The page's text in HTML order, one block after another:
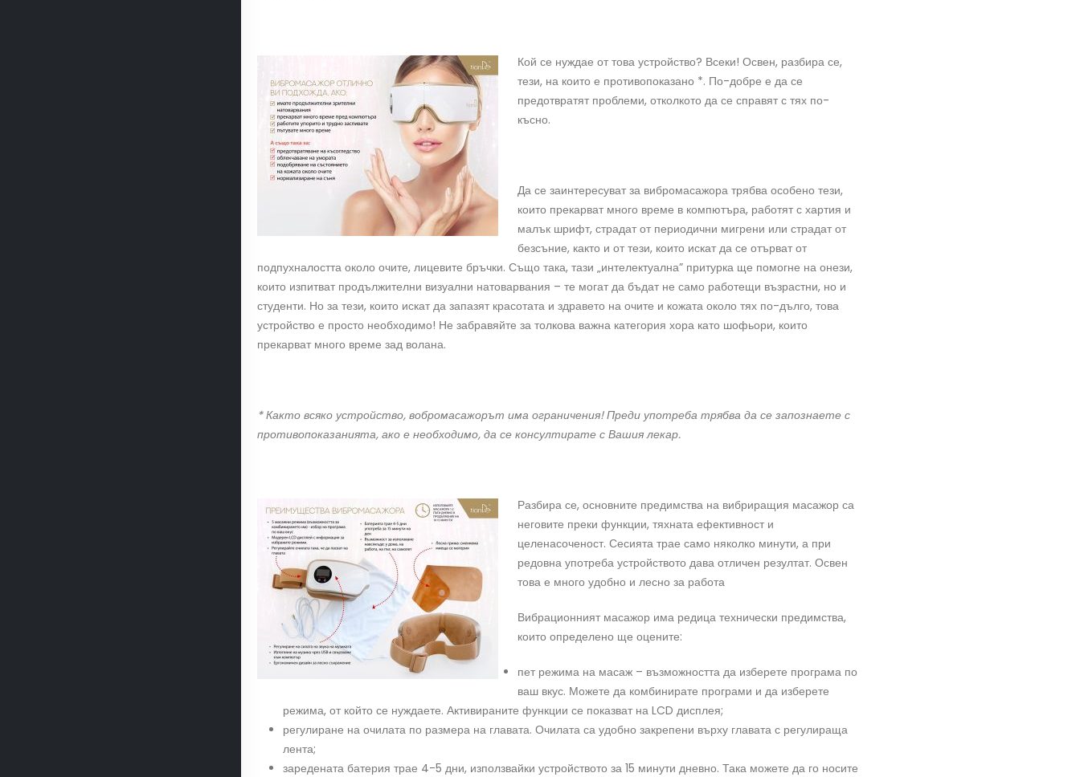
Кой се нуждае от това устройство? Всеки! Освен, разбира се,
тези, на които е противопоказано *. По-добре е да се
предотвратят проблеми, отколкото да се справят с тях по-
късно.
Да се заинтересуват за вибромасажора трябва особено тези,
които прекарват много време в компютъра, работят с хартия и
малък шрифт, страдат от периодични мигрени или страдат от
безсъние, както и от тези, които искат да се отърват от
подпухналостта около очите, лицевите бръчки. Също така, тази „интелектуална” притурка ще помогне на онези,
които изпитват продължителни визуални натоварвания – те могат да бъдат не само работещи възрастни, но и
студенти. Но за тези, които искат да запазят красотата и здравето на очите и кожата около тях по-дълго, това
устройство е просто необходимо! Не забравяйте за толкова важна категория хора като шофьори, които
прекарват много време зад волана.
* Както всяко устройство, вобромасажорът има ограничения! Преди употреба трябва да се запознаете с
противопоказанията, ако е необходимо, да се консултирате с Вашия лекар.
Разбира се, основните предимства на вибриращия масажор са
неговите преки функции, тяхната ефективност и
целенасоченост. Сесията трае само няколко минути, а при
редовна употреба устройството дава отличен резултат. Освен
това е много удобно и лесно за работа
Вибрационният масажор има редица технически предимства,
които определено ще оцените:
пет режима на масаж – възможността да изберете програма по
ваш вкус. Можете да комбинирате програми и да изберете
режима, от който се нуждаете. Активираните функции се показват на LCD дисплея;
регулиране на очилата по размера на главата. Очилата са удобно закрепени върху главата с регулираща
лента;
заредената батерия трае 4-5 дни, използвайки устройството за 15 минути дневно. Така можете да го носите